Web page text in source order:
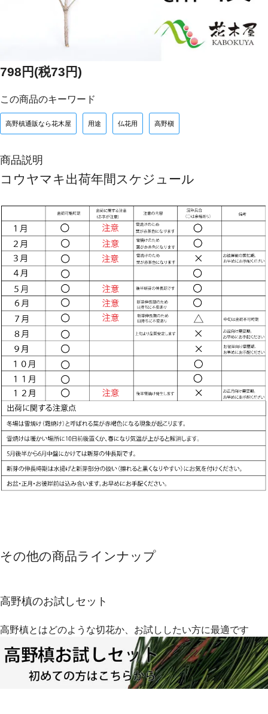
798円(税73円)
この商品のキーワード
高野槙通販なら花木屋 用途 仏花用 高野槇
商品説明
コウヤマキ出荷年間スケジュール
その他の商品ラインナップ
高野槙のお試しセット
高野槙とはどのような切花か、お試ししたい方に最適です